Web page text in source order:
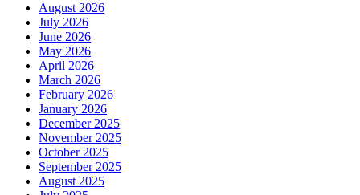
August 2026
July 2026
June 2026
May 2026
April 2026
March 2026
February 2026
January 2026
December 2025
November 2025
October 2025
September 2025
August 2025